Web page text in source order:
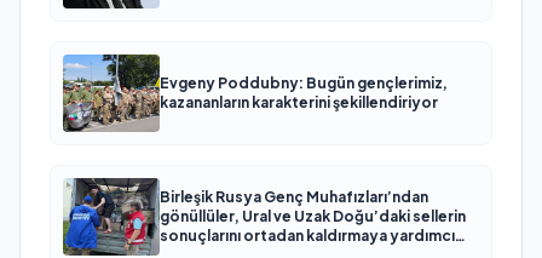
Evgeny Poddubny: Bugün gençlerimiz,
kazananların karakterini şekillendiriyor
Birleşik Rusya Genç Muhafızları’ndan
gönüllüler, Ural ve Uzak Doğu’daki sellerin
sonuçlarını ortadan kaldırmaya yardımcı